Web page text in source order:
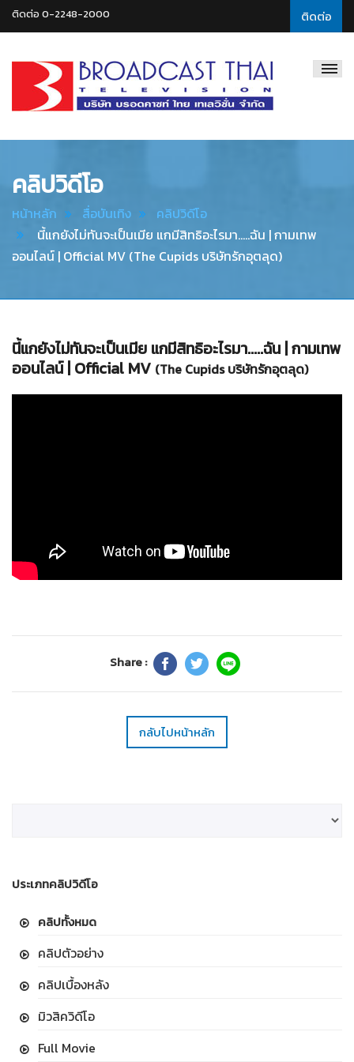
ติดต่อ
ติดต่อ 0-2248-2000
Thai
คลิปวิดีโอ
หน้าหลัก สื่อบันเทิง
คลิปวิดีโอ
นี้แกยังไม่ทันจะเป็นเมีย แกมีสิทธิอะไรมา.....ฉัน | กามเทพ
ออนไลน์ | Official MV (The Cupids บริษัทรักอุตลุด)
นี้แกยังไม่ทันจะเป็นเมีย แกมีสิทธิอะไรมา.....ฉัน | กามเทพ
ออนไลน์ | Official MV (The Cupids บริษัทรักอุตลุด)
Share :
กลับไปหน้าหลัก
ประเภทคลิปวิดีโอ
คลิปทั้งหมด
คลิปตัวอย่าง
คลิปเบื้องหลัง
มิวสิควิดีโอ
Full Movie